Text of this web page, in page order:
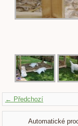
← Předchozí
Automatické